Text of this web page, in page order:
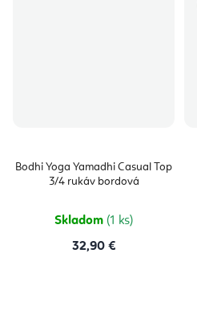
Bodhi Yoga Yamadhi Casual Top
3/4 rukáv bordová
Skladom (1 ks)
32,90 €